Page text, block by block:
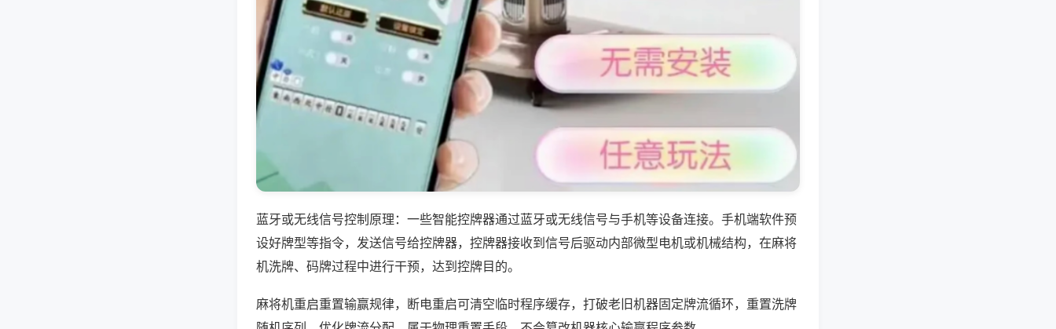
蓝牙或无线信号控制原理：一些智能控牌器通过蓝牙或无线信号与手机等设备连接。手机端软件预
设好牌型等指令，发送信号给控牌器，控牌器接收到信号后驱动内部微型电机或机械结构，在麻将
机洗牌、码牌过程中进行干预，达到控牌目的。
麻将机重启重置输赢规律，断电重启可清空临时程序缓存，打破老旧机器固定牌流循环，重置洗牌